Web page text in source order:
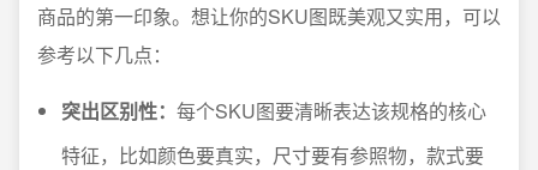
商品的第一印象。想让你的SKU图既美观又实用，可以
参考以下几点：
突出区别性： 每个SKU图要清晰表达该规格的核心
特征，比如颜色要真实，尺寸要有参照物，款式要